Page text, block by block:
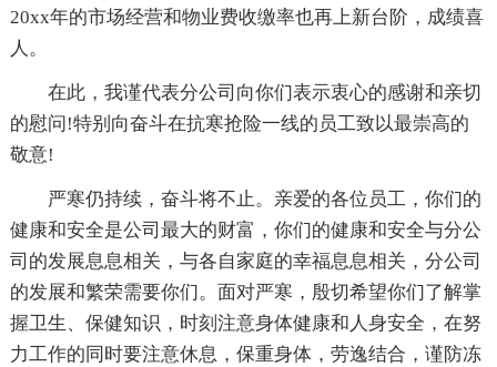
20xx年的市场经营和物业费收缴率也再上新台阶，成绩喜
人。
在此，我谨代表分公司向你们表示衷心的感谢和亲切
的慰问!特别向奋斗在抗寒抢险一线的员工致以最崇高的
敬意!
严寒仍持续，奋斗将不止。亲爱的各位员工，你们的
健康和安全是公司最大的财富，你们的健康和安全与分公
司的发展息息相关，与各自家庭的幸福息息相关，分公司
的发展和繁荣需要你们。面对严寒，殷切希望你们了解掌
握卫生、保健知识，时刻注意身体健康和人身安全，在努
力工作的同时要注意休息，保重身体，劳逸结合，谨防冻